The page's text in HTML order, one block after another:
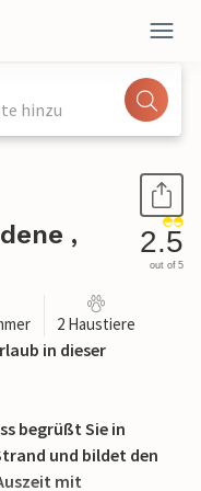
hinzu
,
2.5
out of 5
2 Haustiere
in dieser
begrüßt Sie in
und bildet den
mit